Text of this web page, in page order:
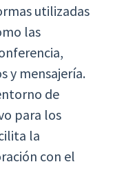
utilizadas
las
y mensajería.
de
para los
la
con el